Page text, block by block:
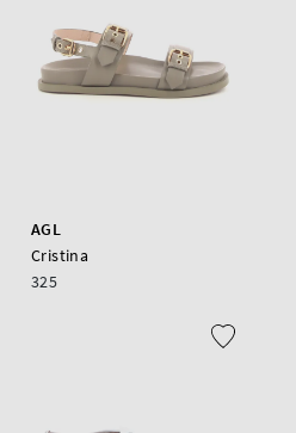
AGL
Cristina
325